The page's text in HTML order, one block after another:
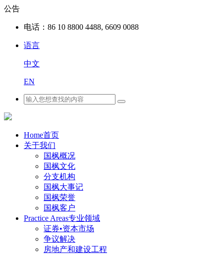
公告
电话： 86 10 8800 4488, 6609 0088
语言
中文
EN
Home首页
关于我们
国枫概况
国枫文化
分支机构
国枫大事记
国枫荣誉
国枫客户
Practice Areas专业领域
证券•资本市场
争议解决
房地产和建设工程